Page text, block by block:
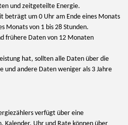
und zeitgeteilte Energie.
beträgt um 0 Uhr am Ende eines Monats
Monats von 1 bis 28 Stunden.
frühere Daten von 12 Monaten
hat, sollten alle Daten über die
und andere Daten weniger als 3 Jahre
verfügt über eine